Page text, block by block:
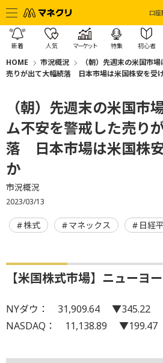
口座
新着 人気 マーケット 特集 初心者
HOME 市況概況
（朝）先週末の米国市
売りが出て大幅続落 日本市場は米国株安を受
（朝）先週末の米国市
ム不安を警戒した売り
落 日本市場は米国株
か
市況概況
2023/03/13
株式 マネックス 日経
【米国株式市場】ニューヨ
NYダウ： 31,909.64 ▼345.22
NASDAQ： 11,138.89 ▼199.47